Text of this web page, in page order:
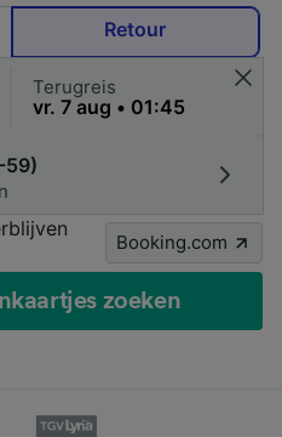
Retour
Terugreis
59)
Booking.com
zoeken